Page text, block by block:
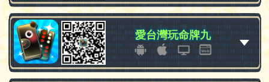
愛台灣玩命牌九
愛台灣玩命牌九